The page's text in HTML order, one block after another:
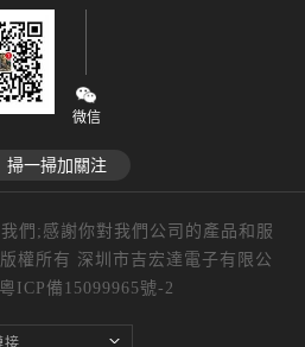
微信
掃一掃加關注
們;感謝你對我們公司的產品和服
權所有 深圳市吉宏達電子有限公
粵ICP備15099965號-2
接